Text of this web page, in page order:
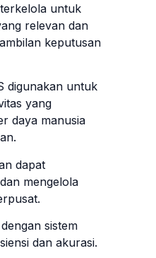
untuk
relevan dan
keputusan
digunakan untuk
yang
daya manusia
dapat
mengelola
sistem
dan akurasi.